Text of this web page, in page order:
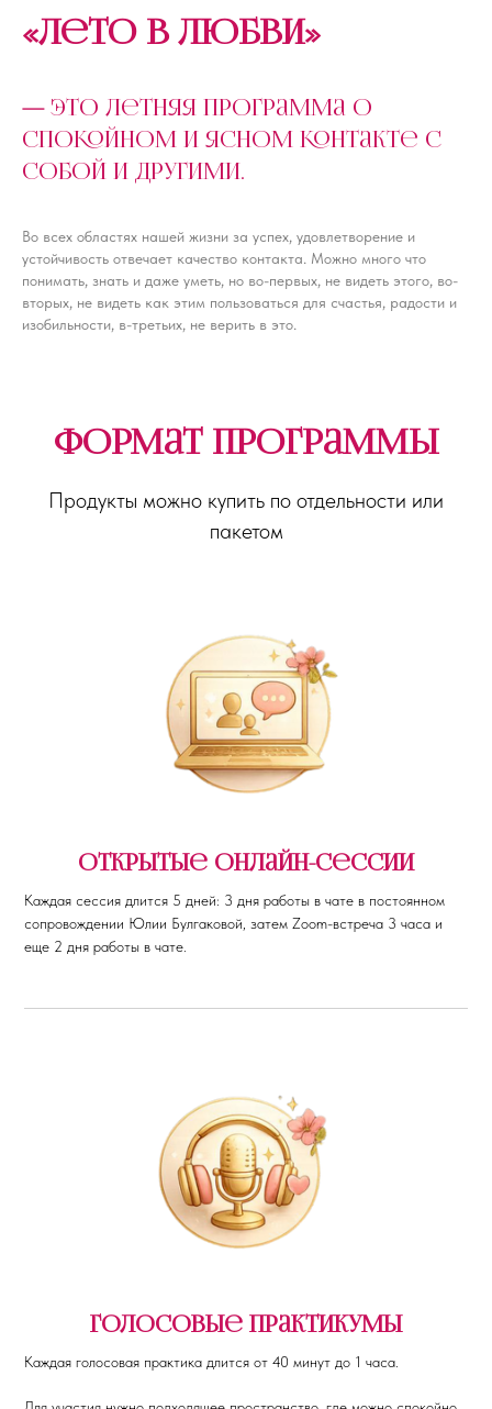
«Лето в любви»
— это летняя программа о
спокойном и ясном контакте с
собой и другими.
Во всех областях нашей жизни за успех, удовлетворение и
устойчивость отвечает качество контакта. Можно много что
понимать, знать и даже уметь, но во-первых, не видеть этого, во-
вторых, не видеть как этим пользоваться для счастья, радости и
изобильности, в-третьих, не верить в это.
Формат программы
Продукты можно купить по отдельности или
пакетом
открытые онлайн-сессии
Каждая сессия длится 5 дней: 3 дня работы в чате в постоянном
сопровождении Юлии Булгаковой, затем Zoom-встреча 3 часа и
еще 2 дня работы в чате.
голосовые практикумы
Каждая голосовая практика длится от 40 минут до 1 часа.